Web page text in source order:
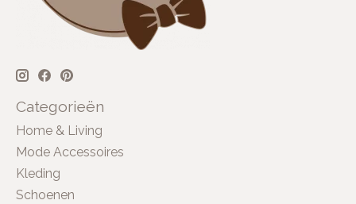
Categorieën
Home & Living
Mode Accessoires
Kleding
Schoenen